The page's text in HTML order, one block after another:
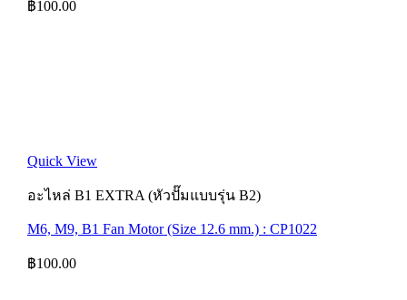
฿100.00
Quick View
อะไหล่ B1 EXTRA (หัวปั๊มแบบรุ่น B2)
M6, M9, B1 Fan Motor (Size 12.6 mm.) : CP1022
฿100.00